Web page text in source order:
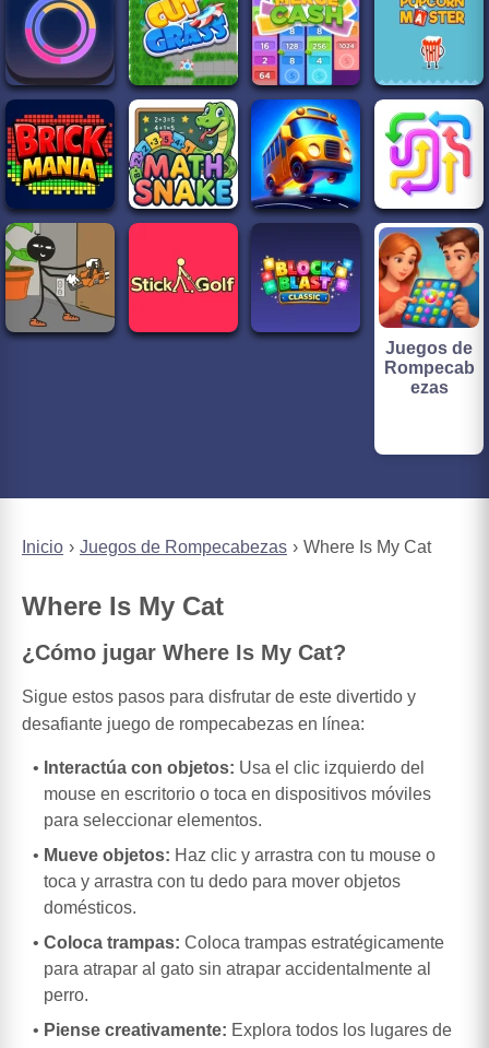
Inicio Juegos de Rompecabezas Where Is My Cat
Where Is My Cat
¿Cómo jugar Where Is My Cat?
Sigue estos pasos para disfrutar de este divertido y
desafiante juego de rompecabezas en línea:
Interactúa con objetos: Usa el clic izquierdo del
mouse en escritorio o toca en dispositivos móviles
para seleccionar elementos.
Mueve objetos: Haz clic y arrastra con tu mouse o
toca y arrastra con tu dedo para mover objetos
domésticos.
Coloca trampas: Coloca trampas estratégicamente
para atrapar al gato sin atrapar accidentalmente al
perro.
Piense creativamente: Explora todos los lugares de
Juegos de
Rompecab
ezas